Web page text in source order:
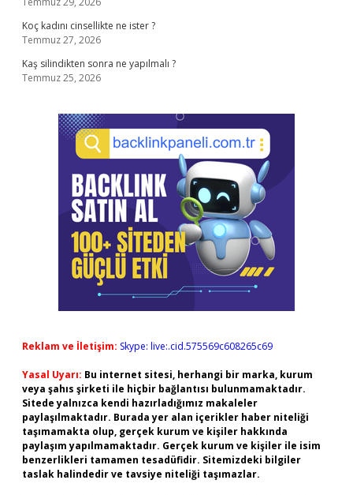
Koç kadını cinsellikte ne ister ?
Temmuz 27, 2026
Kaş silindikten sonra ne yapılmalı ?
Temmuz 25, 2026
Reklam ve İletişim: Skype: live:.cid.575569c608265c69
Yasal Uyarı: Bu internet sitesi, herhangi bir marka, kurum
veya şahıs şirketi ile hiçbir bağlantısı bulunmamaktadır.
Sitede yalnızca kendi hazırladığımız makaleler
paylaşılmaktadır. Burada yer alan içerikler haber niteliği
taşımamakta olup, gerçek kurum ve kişiler hakkında
paylaşım yapılmamaktadır. Gerçek kurum ve kişiler ile isim
benzerlikleri tamamen tesadüfidir. Sitemizdeki bilgiler
taslak halindedir ve tavsiye niteliği taşımazlar.